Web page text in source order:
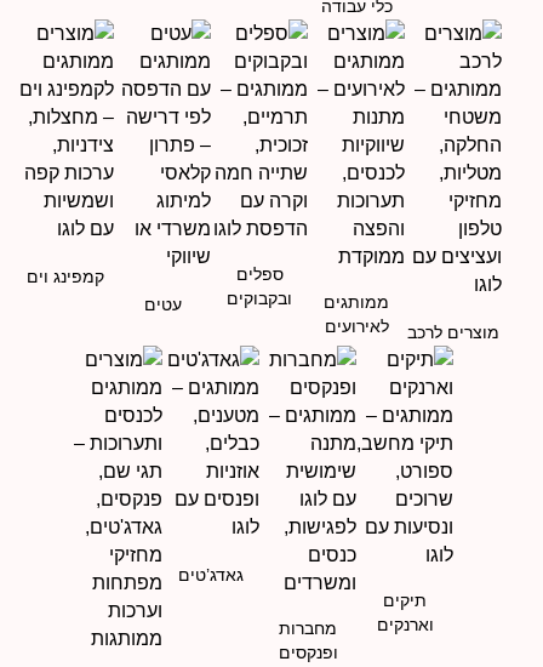
כלי עבודה
מוצרים לרכב
ממותגים
לאירועים
ספלים
ובקבוקים
עטים
קמפינג וים
תיקים
וארנקים
מחברות
ופנקסים
גאדג’טים